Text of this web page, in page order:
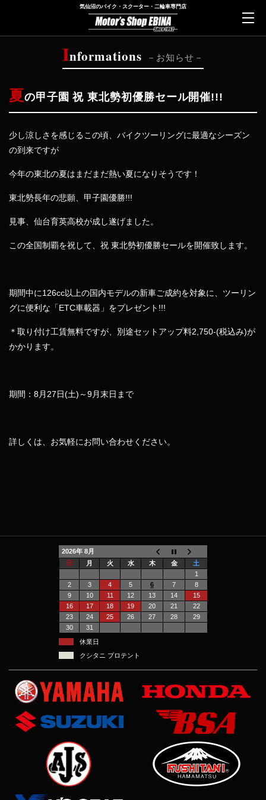
気仙沼のバイク・スクーター・二輪車専門店
Informations お知らせ
夏の甲子園 祝 東北勢初優勝セール開催!!!
少し涼しさを感じるこの頃、バイクツーリングに最適なシーズン
の到来ですが
今年の東北の夏はまだまだ熱い夏になりそうです！
東北勢長年の悲願、甲子園優勝!!!
見事、仙台育英高校が成し遂げました。
この全国制覇を祝して、祝 東北勢初優勝セールを開催致します。
期間中に126cc以上の国内モデルの新車ご成約を対象に、ツーリン
グに便利な「ETC車載器」をプレゼント!!!
＊取り付け工賃無料ですが、別途セットアップ料2,750-(税込み)が
かかります。
期間：8月27日(土)～9月末日まで
詳しくは、お気軽にお問い合わせください。
2026年 8月
日
月 火 水 木 金
土
1
2
3 4 5 6 7
8
9
10 11 12 13 14
15
16
17 18 19 20 21
22
23
24 25 26 27 28
29
30
31
休業日
クシタニ プロテント